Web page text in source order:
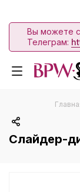
Вы можете
Телеграм:
Слайдер-